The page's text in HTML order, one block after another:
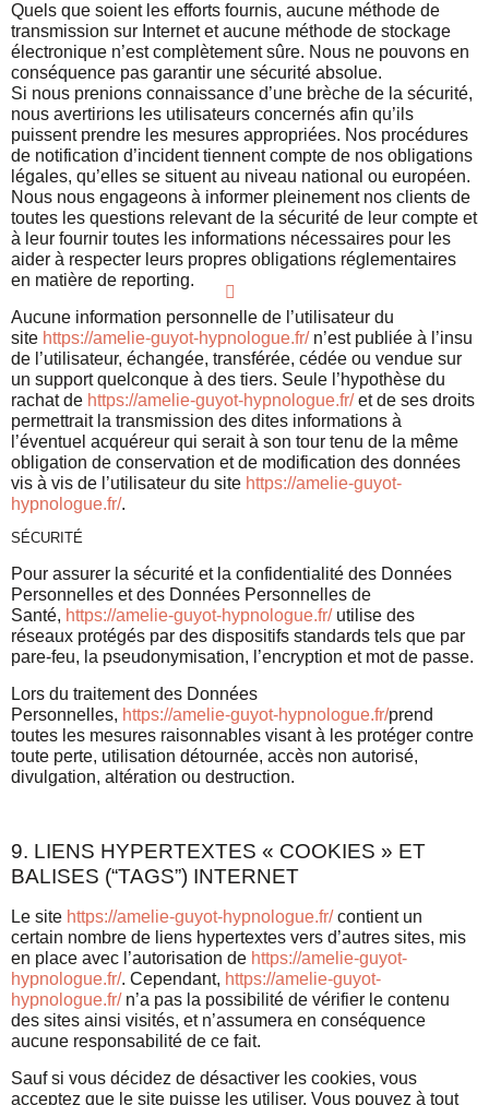
Quels que soient les efforts fournis, aucune méthode de
transmission sur Internet et aucune méthode de stockage
électronique n’est complètement sûre. Nous ne pouvons en
conséquence pas garantir une sécurité absolue.
Si nous prenions connaissance d’une brèche de la sécurité,
nous avertirions les utilisateurs concernés afin qu’ils
puissent prendre les mesures appropriées. Nos procédures
de notification d’incident tiennent compte de nos obligations
légales, qu’elles se situent au niveau national ou européen.
Nous nous engageons à informer pleinement nos clients de
toutes les questions relevant de la sécurité de leur compte et
à leur fournir toutes les informations nécessaires pour les
aider à respecter leurs propres obligations réglementaires
en matière de reporting.
Aucune information personnelle de l’utilisateur du
site https://amelie-guyot-hypnologue.fr/n’est publiée à l’insu
de l’utilisateur, échangée, transférée, cédée ou vendue sur
un support quelconque à des tiers. Seule l’hypothèse du
rachat de https://amelie-guyot-hypnologue.fr/et de ses droits
permettrait la transmission des dites informations à
l’éventuel acquéreur qui serait à son tour tenu de la même
obligation de conservation et de modification des données
vis à vis de l’utilisateur du site https://amelie-guyot-
hypnologue.fr/.
SÉCURITÉ
Pour assurer la sécurité et la confidentialité des Données
Personnelles et des Données Personnelles de
Santé, https://amelie-guyot-hypnologue.fr/utilise des
réseaux protégés par des dispositifs standards tels que par
pare-feu, la pseudonymisation, l’encryption et mot de passe.
Lors du traitement des Données
Personnelles, https://amelie-guyot-hypnologue.fr/prend
toutes les mesures raisonnables visant à les protéger contre
toute perte, utilisation détournée, accès non autorisé,
divulgation, altération ou destruction.
9. LIENS HYPERTEXTES « COOKIES » ET
BALISES (“TAGS”) INTERNET
Le site https://amelie-guyot-hypnologue.fr/contient un
certain nombre de liens hypertextes vers d’autres sites, mis
en place avec l’autorisation de https://amelie-guyot-
hypnologue.fr/. Cependant, https://amelie-guyot-
hypnologue.fr/n’a pas la possibilité de vérifier le contenu
des sites ainsi visités, et n’assumera en conséquence
aucune responsabilité de ce fait.
Sauf si vous décidez de désactiver les cookies, vous
acceptez que le site puisse les utiliser. Vous pouvez à tout